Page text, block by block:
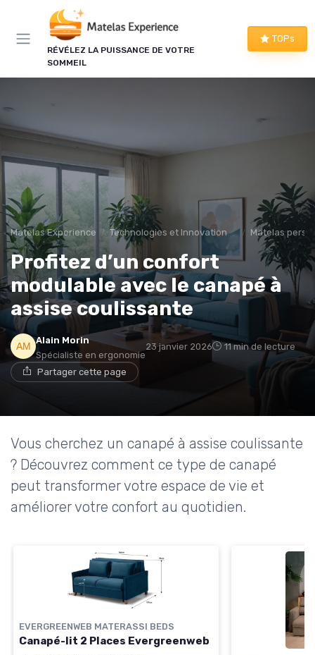
RÉVÉLEZ LA PUISSANCE DE VOTRE
SOMMEIL
TOPs
Matelas Experience Technologies et Innovations pour les matelas Matelas
Profitez d’un confort
modulable avec le canapé à
assise coulissante
Alain Morin
Spécialiste en ergonomie
23 janvier 2026 11 min de lecture
Partager cette page
Vous cherchez un canapé à assise coulissante
? Découvrez comment ce type de canapé
peut transformer votre espace de vie et
améliorer votre confort au quotidien.
EVERGREENWEB MATERASSI BEDS
Canapé-lit 2 Places Evergreenweb
Panneau de gestion des cookies